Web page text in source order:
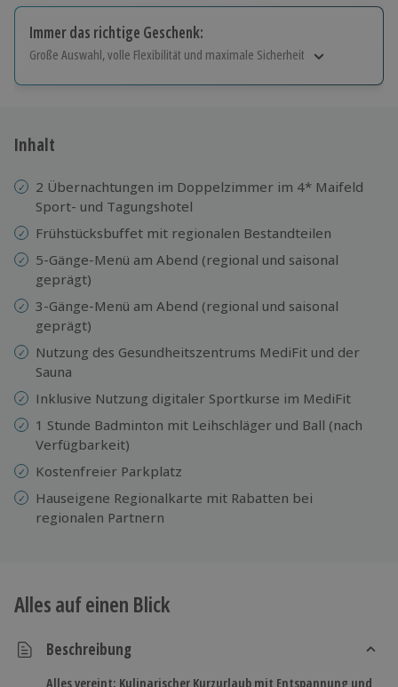
Immer das richtige Geschenk:
Große Auswahl, volle Flexibilität und maximale Sicherheit
Jeder Gutschein für alle Erlebnisse einlösbar.
10 Jahre gültig & verlängerbar.
Inhalt
2 Übernachtungen im Doppelzimmer im 4* Maifeld
Sport- und Tagungshotel
Frühstücksbuffet mit regionalen Bestandteilen
5-Gänge-Menü am Abend (regional und saisonal
geprägt)
3-Gänge-Menü am Abend (regional und saisonal
geprägt)
Nutzung des Gesundheitszentrums MediFit und der
Sauna
Inklusive Nutzung digitaler Sportkurse im MediFit
1 Stunde Badminton mit Leihschläger und Ball (nach
Verfügbarkeit)
Kostenfreier Parkplatz
Hauseigene Regionalkarte mit Rabatten bei
regionalen Partnern
Alles auf einen Blick
Beschreibung
Alles vereint: Kulinarischer Kurzurlaub mit Entspannung und